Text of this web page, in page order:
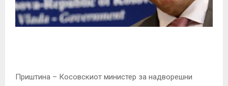
Приштина – Косовскиот министер за надворешни